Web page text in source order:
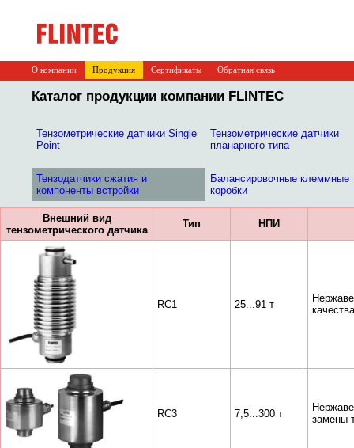
О компании Продукция Сертификаты Обратная связь
Каталог продукции компании FLINTEC
Тензометрические датчики Single
Point
Тензометрические датчики
планарного типа
Тензодатчики сжатия и
компоненты встройки
Балансировочные клеммные
коробки
Внешний вид
тензометрического датчика
Тип НПИ
RC1 25...91 т
RC3 7,5...300 т
замены